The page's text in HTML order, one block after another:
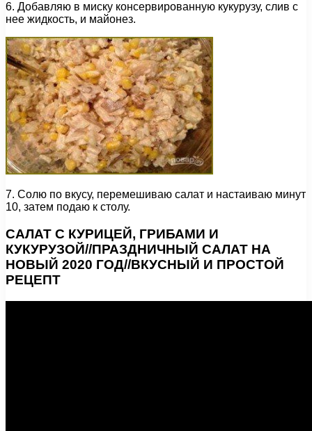
6. Добавляю в миску консервированную кукурузу, слив с
нее жидкость, и майонез.
7. Солю по вкусу, перемешиваю салат и настаиваю минут
10, затем подаю к столу.
САЛАТ С КУРИЦЕЙ, ГРИБАМИ И
КУКУРУЗОЙ//ПРАЗДНИЧНЫЙ САЛАТ НА
НОВЫЙ 2020 ГОД//ВКУСНЫЙ И ПРОСТОЙ
РЕЦЕПТ